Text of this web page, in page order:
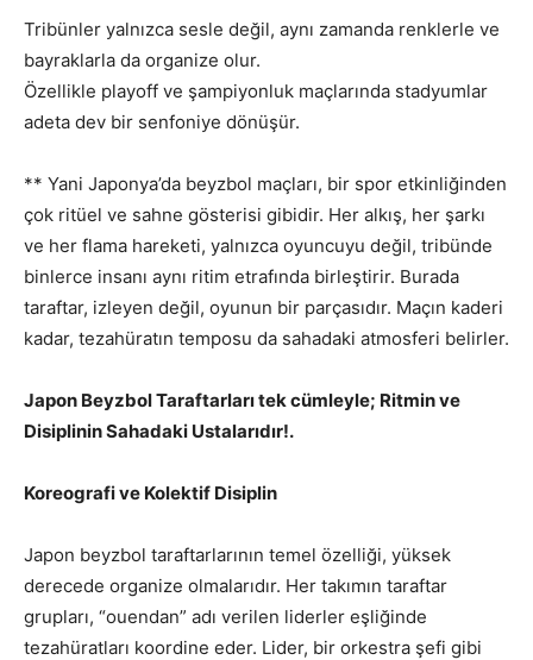
Tribünler yalnızca sesle değil, aynı zamanda renklerle ve
bayraklarla da organize olur.
Özellikle playoff ve şampiyonluk maçlarında stadyumlar
adeta dev bir senfoniye dönüşür.
** Yani Japonya’da beyzbol maçları, bir spor etkinliğinden
çok ritüel ve sahne gösterisi gibidir. Her alkış, her şarkı
ve her flama hareketi, yalnızca oyuncuyu değil, tribünde
binlerce insanı aynı ritim etrafında birleştirir. Burada
taraftar, izleyen değil, oyunun bir parçasıdır. Maçın kaderi
kadar, tezahüratın temposu da sahadaki atmosferi belirler.
Japon Beyzbol Taraftarları tek cümleyle; Ritmin ve
Disiplinin Sahadaki Ustalarıdır!.
Koreografi ve Kolektif Disiplin
Japon beyzbol taraftarlarının temel özelliği, yüksek
derecede organize olmalarıdır. Her takımın taraftar
grupları, “ouendan” adı verilen liderler eşliğinde
tezahüratları koordine eder. Lider, bir orkestra şefi gibi